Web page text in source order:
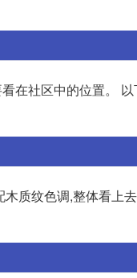
在社区中的位置。
质纹色调,整体看上